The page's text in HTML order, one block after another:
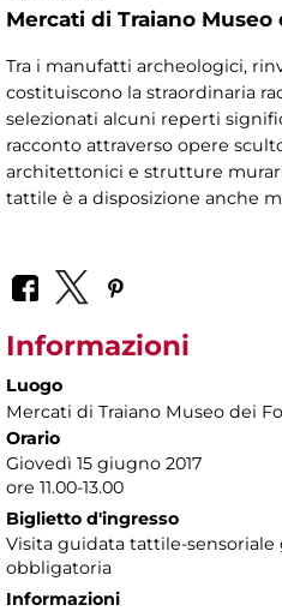
Mercati di Traiano
Tra i manufatti archeologici,
costituiscono la straordinaria
selezionati alcuni reperti
racconto attraverso opere
architettonici e strutture
tattile è a disposizione anche
Informazioni
Luogo
Mercati di Traiano Museo dei
Orario
Giovedì 15 giugno 2017
ore 11.00-13.00
Biglietto d'ingresso
Visita guidata tattile-
obbligatoria
Informazioni